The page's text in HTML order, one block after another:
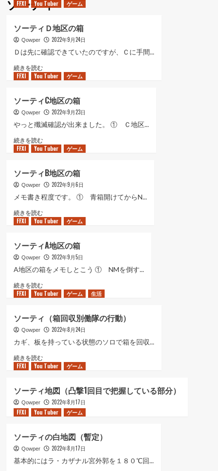
ュ
ソーティ
FFXI You Tuber ゲーム
ソーティＤ地区の箱
Qowper 2022年9月24日
Ｄは先に確認できていたのですが、Ｃに手間...
続きを読むソ
ー
Ｄ
地
区
箱
に
い
て
さ
ら
読
む
FFXI You Tuber ゲーム
ソーティC地区の箱
Qowper 2022年9月23日
やっと殲滅確認が出来ました。 ① Ｃ地区...
続きを読むソ
ー
C
地
区
箱
に
い
て
さ
ら
読
む
FFXI You Tuber ゲーム
ソーティB地区の箱
Qowper 2022年9月6日
メモ書き程度です。 ① 青箱開けてからN...
続きを読むソ
ー
B
地
区
箱
に
て
さ
ら
読
む
FFXI You Tuber ゲーム
ソーティA地区の箱
Qowper 2022年9月5日
A地区の箱をメモしとこう ① NMを倒す...
続きを読むソ
ー
A
地
区
箱
に
い
て
さ
ら
む
FFXI You Tuber ゲーム 生活
ソーティ（箱回収別働隊の行動）
Qowper 2022年8月24日
カギ、板を持っている状態のソロで箱を回収...
続きを読むソ
ー
（箱
回
収
隊
の
行
FFXI You Tuber ゲーム
ソーティ地図（凸撃1回目で把握している部分）
Qowper
2022年8月17日
FFXI
You Tuber ゲーム
ソーティの白地図（暫定）
Qowper 2022年8月17日
基本的にはラ・カザナル宮外郭を１８０℃回...